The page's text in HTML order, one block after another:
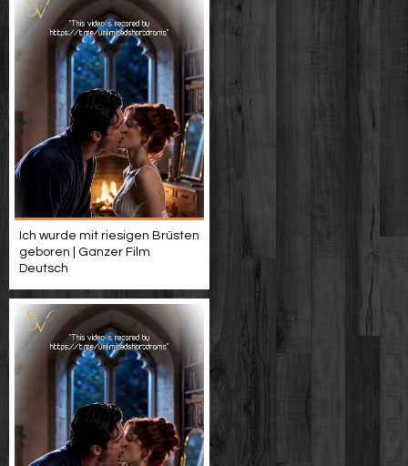
Ich wurde mit riesigen Brüsten
geboren | Ganzer Film
Deutsch